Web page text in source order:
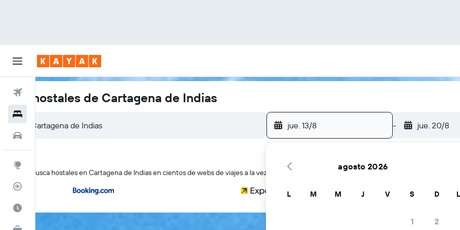
Vuelos
Los hostales de Cartagena de Indias
Cartagena de Indias jue. 13/8 - jue. 20/8
KAYAK busca hostales en Cartagena de Indias en cientos de webs de viajes a la vez
agosto 2026
L M M J V S D
1 2
L